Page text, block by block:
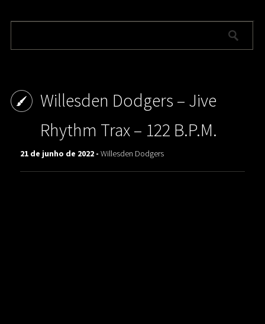
Willesden Dodgers ‎– Jive
Rhythm Trax – 122 B.P.M.
21 de junho de 2022 -Willesden Dodgers